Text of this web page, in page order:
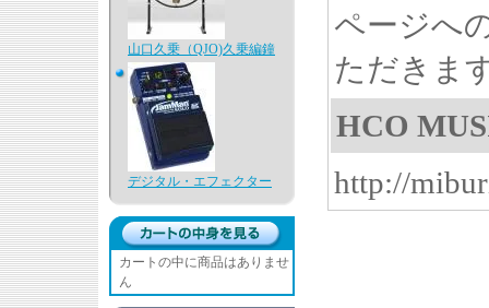
山口久乗（QJO)久乗編鐘
デジタル・エフェクター
カートの中に商品はありませ
ん
ページへ
ただきま
HCO
http://